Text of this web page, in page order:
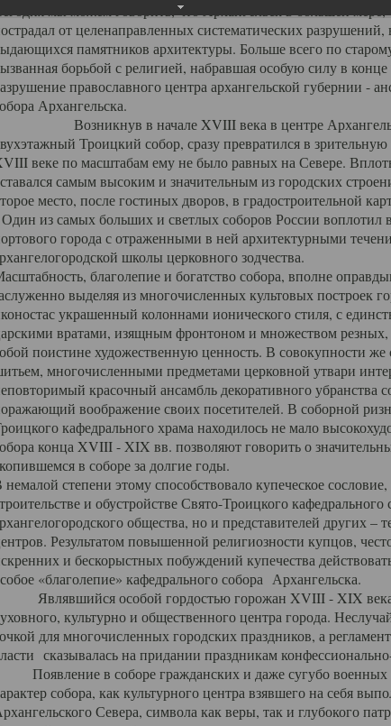
Сегодня мы можем говорить, что Архангельск в большей
от целенаправленных систематических
памятников архитектуры. Больше всего по
борьбой с религией, набравшая особую силу в
православного центра архангельской губернии -
Архангельска.
Возникнув в начале XVIII века в центре
Троицкий собор, сразу превратился в
веке по масштабам ему не было равных на Севере.
самым высоким и значительным из городских
место, после гостиных дворов, в градостроительной
Один из самых больших и светлых соборов России воплотил
города с отраженными в ней архитектурными
школы церковного зодчества.
благолепие и богатство собора, вполне
выделяя из многочисленных культовых построек
украшенный колоннами ионического стиля, с
вратами, изящным фронтоном и множеством резных,
поистине художественную ценность. В совокупности
многочисленными предметами церковной утвари
красочный ансамбль декоративного убранства
воображение своих посетителей. В соборной
кафедрального храма находилось не мало
конца XVIII - XIX вв. позволяют говорить о
в соборе за долгие годы.
немалой степени этому способствовало купеческое
и обустройстве Свято-Троицкого
общества, но и представителей других –
Результатом повышенной религиозности купцов,
и бескорыстных побуждений купечества
«благолепие» кафедрального собора Архангельска.
Являвшийся особой гордостью горожан XVIII - XIX века
культурно и общественного центра города.
для многочисленных городских праздников, а
сказывалась на придании праздникам
Появление в соборе гражданских и даже сугубо военных
собора, как культурного центра взявшего на себя
Севера, символа как веры, так и глубокого